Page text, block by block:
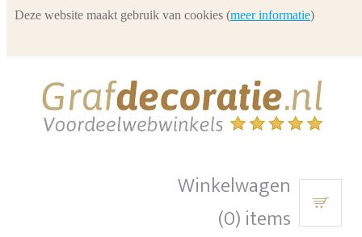
Winkelwagen
(0) items
Deze website maakt gebruik van cookies (meer informatie)